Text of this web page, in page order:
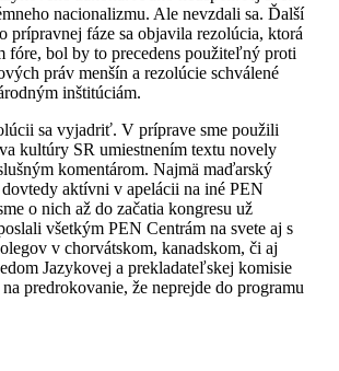
nacionalizmu. Ale nevzdali sa. Ďalší
fáze sa objavila rezolúcia, ktorá
fóre, bol by to precedens použiteľný proti
práv menšín a rezolúcie schválené
inštitúciám.
sa vyjadriť. V príprave sme použili
kultúry SR umiestnením textu novely
komentárom. Najmä maďarský
aktívni v apelácii na iné PEN
o nich až do začatia kongresu už
všetkým PEN Centrám na svete aj s
v chorvátskom, kanadskom, či aj
Jazykovej a prekladateľskej komisie
predrokovanie, že neprejde do programu